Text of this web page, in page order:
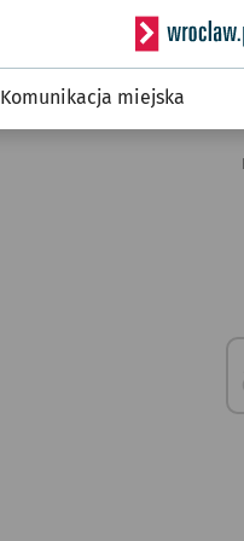
Serwis
Komunikacja miejska